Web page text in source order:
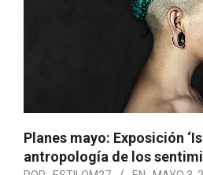
Planes mayo: Exposición
antropología de los